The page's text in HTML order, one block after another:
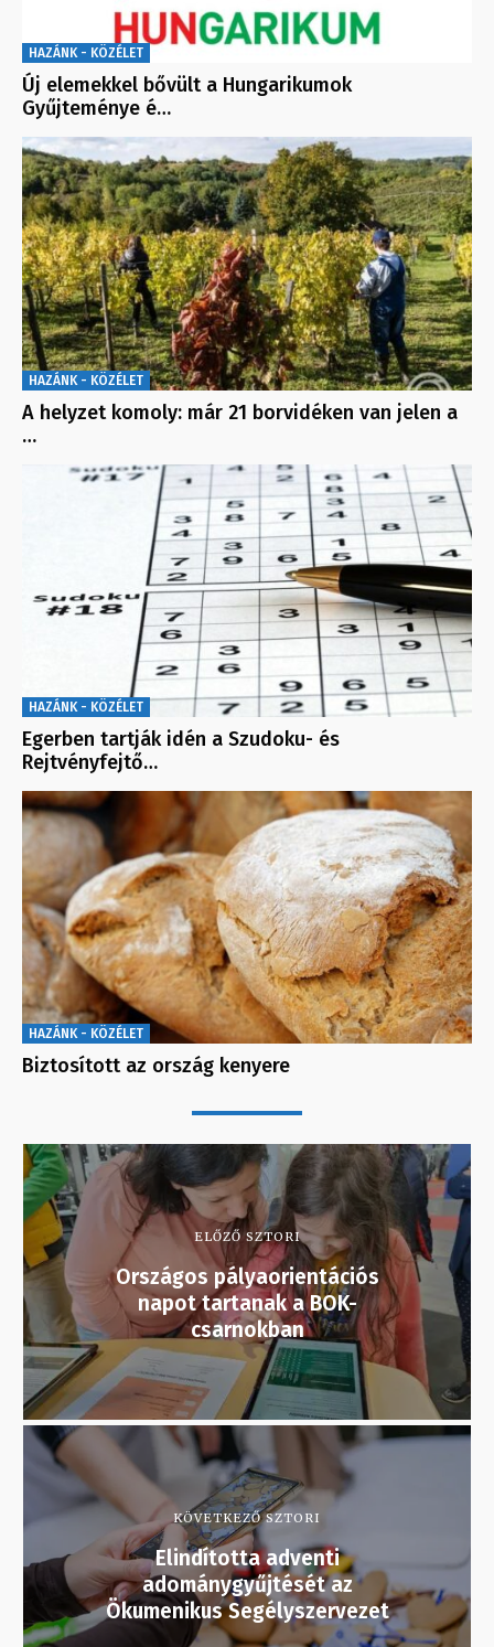
HAZÁNK - KÖZÉLET
Új elemekkel bővült a Hungarikumok
Gyűjteménye é…
HAZÁNK - KÖZÉLET
A helyzet komoly: már 21 borvidéken van jelen a
…
HAZÁNK - KÖZÉLET
Egerben tartják idén a Szudoku- és
Rejtvényfejtő…
HAZÁNK - KÖZÉLET
Biztosított az ország kenyere
ELŐZŐ SZTORI
Országos pályaorientációs
napot tartanak a BOK-
csarnokban
KÖVETKEZŐ SZTORI
Elindította adventi
adománygyűjtését az
Ökumenikus Segélyszervezet